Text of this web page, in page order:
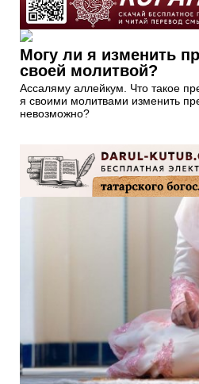
Могу ли я изменить
своей молитвой?
Ассаляму аллейкум. Что такое
я своими молитвами изменить
невозможно?